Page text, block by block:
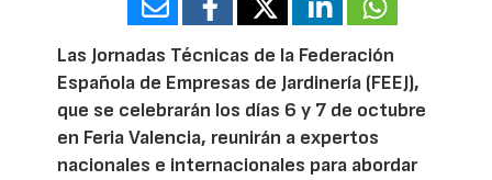
Las Jornadas Técnicas de la Federación
Española de Empresas de Jardinería (FEEJ),
que se celebrarán los días 6 y 7 de octubre
en Feria Valencia, reunirán a expertos
nacionales e internacionales para abordar